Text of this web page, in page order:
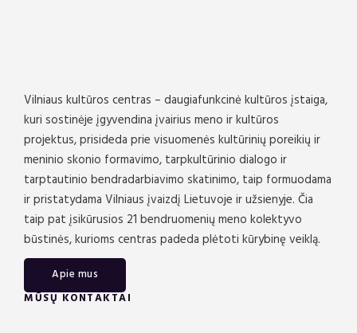
Vilniaus kultūros centras – daugiafunkcinė kultūros įstaiga,
kuri sostinėje įgyvendina įvairius meno ir kultūros
projektus, prisideda prie visuomenės kultūrinių poreikių ir
meninio skonio formavimo, tarpkultūrinio dialogo ir
tarptautinio bendradarbiavimo skatinimo, taip formuodama
ir pristatydama Vilniaus įvaizdį Lietuvoje ir užsienyje. Čia
taip pat įsikūrusios 21 bendruomenių meno kolektyvo
būstinės, kurioms centras padeda plėtoti kūrybinę veiklą.
Apie mus
MŪSŲ KONTAKTAI